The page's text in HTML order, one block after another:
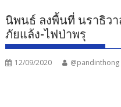
นิพนธ์ ลงพื้นที่ นราธิว
ภัยแล้ง-ไฟป่าพรุ
12/09/2020 @pandinthong